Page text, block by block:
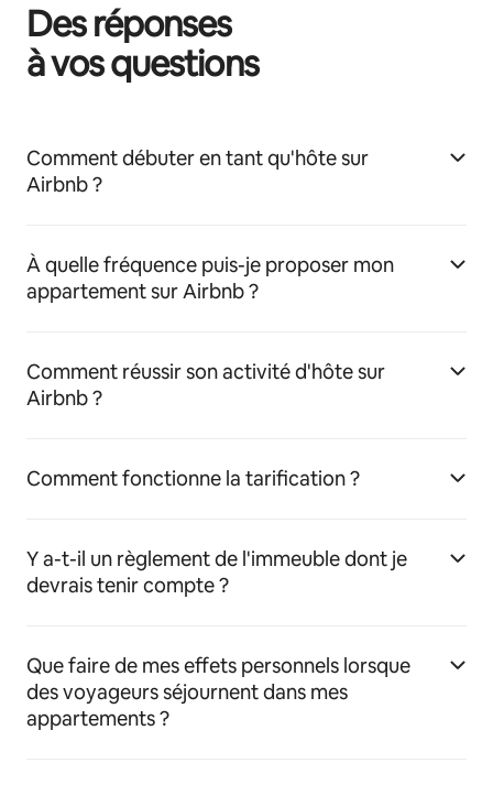
Des réponses
à vos questions
Comment débuter en tant qu'hôte sur
Airbnb ?
À quelle fréquence puis-je proposer mon
appartement sur Airbnb ?
Comment réussir son activité d'hôte sur
Airbnb ?
Comment fonctionne la tarification ?
Y a-t-il un règlement de l'immeuble dont je
devrais tenir compte ?
Que faire de mes effets personnels lorsque
des voyageurs séjournent dans mes
appartements ?